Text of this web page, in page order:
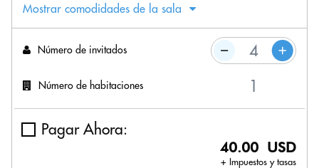
Mostrar comodidades de la sala
Número de invitados
Número de habitaciones
Pagar Ahora:
40.00 USD
+ Impuestos y tasas